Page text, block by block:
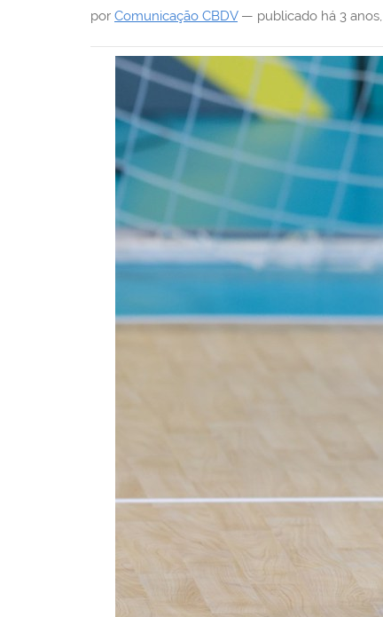
por Comunicação CBDV— publicado há 3 anos,